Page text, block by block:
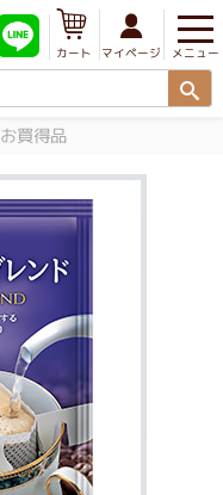
メニュー
マイページ
カート
お買得品